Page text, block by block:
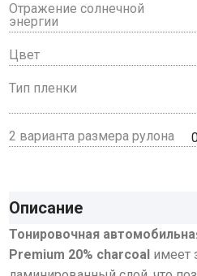
Отражение солнечной
энергии
Цвет
Тип пленки
2 варианта размера рулона
Описание
Тонировочная
Premium 20% charcoal имеет